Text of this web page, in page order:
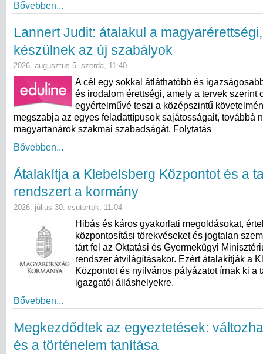
Bővebben...
Lannert Judit: átalakul a
készülnek az új szabályok
2026. augusztus 5. szerda, 11:40
A cél egy sokkal átláthatóbb és
és irodalom érettségi, amely a tervek szerint
egyértelművé teszi a középszintű
megszabja az egyes feladattípusok sajátosságait, továbbá
magyartanárok szakmai szabadságát. Folytatás
Bővebben...
Átalakítja a Klebelsberg Központot és a
rendszert a kormány
2026. július 30. csütörtök, 11:04
Hibás és káros gyakorlati megoldásokat,
központosítási törekvéseket és jogtalan
tárt fel az Oktatási és Gyermekügyi
rendszer átvilágításakor. Ezért átalakítják a
Központot és nyilvános pályázatot írnak ki a
igazgatói álláshelyekre.
Bővebben...
Megkezdődtek az egyeztetések:
és a történelem tanítása